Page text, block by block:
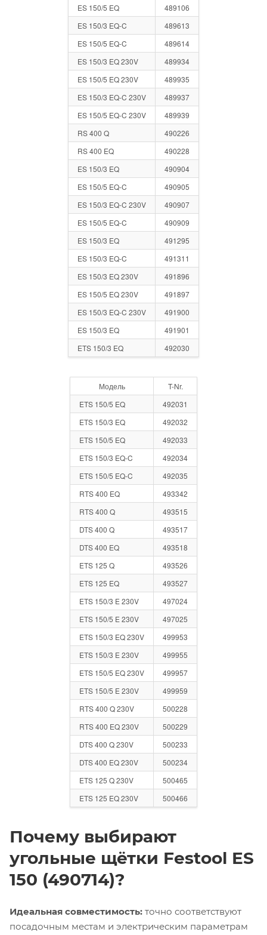
ES 150/5 EQ
489106
ES 150/3 EQ-C
489613
ES 150/5 EQ-C
489614
ES 150/3 EQ 230V
489934
ES 150/5 EQ 230V
489935
ES 150/3 EQ-C 230V
489937
ES 150/5 EQ-C 230V
489939
RS 400 Q
490226
RS 400 EQ
490228
ES 150/3 EQ
490904
ES 150/5 EQ-C
490905
ES 150/3 EQ-C 230V
490907
ES 150/5 EQ-C
490909
ES 150/3 EQ
491295
ES 150/3 EQ-C
491311
ES 150/3 EQ 230V
491896
ES 150/5 EQ 230V
491897
ES 150/3 EQ-C 230V
491900
ES 150/3 EQ
491901
ETS 150/3 EQ
492030
Модель
T-Nr.
ETS 150/5 EQ
492031
ETS 150/3 EQ
492032
ETS 150/5 EQ
492033
ETS 150/3 EQ-C
492034
ETS 150/5 EQ-C
492035
RTS 400 EQ
493342
RTS 400 Q
493515
DTS 400 Q
493517
DTS 400 EQ
493518
ETS 125 Q
493526
ETS 125 EQ
493527
ETS 150/3 E 230V
497024
ETS 150/5 E 230V
497025
ETS 150/3 EQ 230V
499953
ETS 150/3 E 230V
499955
ETS 150/5 EQ 230V
499957
ETS 150/5 E 230V
499959
RTS 400 Q 230V
500228
RTS 400 EQ 230V
500229
DTS 400 Q 230V
500233
DTS 400 EQ 230V
500234
ETS 125 Q 230V
500465
ETS 125 EQ 230V
500466
Почему выбирают
угольные щётки Festool ES
150 (490714)?
Идеальная совместимость: точно соответствуют
посадочным местам и электрическим параметрам